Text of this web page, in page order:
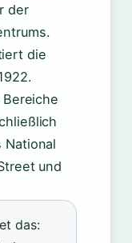
der
die
National
und
das: